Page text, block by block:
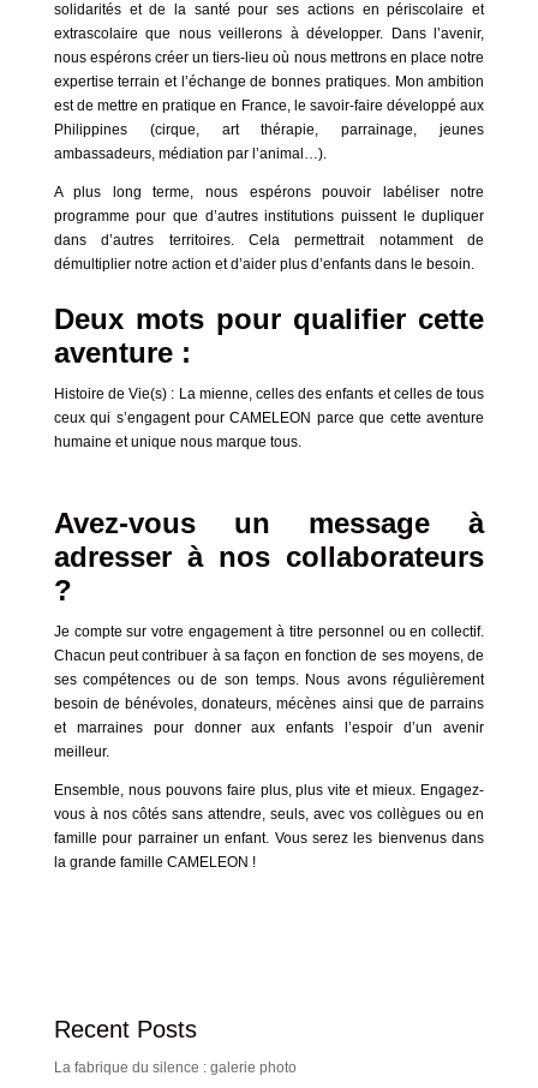
solidarités et de la santé pour ses actions en périscolaire et
extrascolaire que nous veillerons à développer. Dans l’avenir,
nous espérons créer un tiers-lieu où nous mettrons en place notre
expertise terrain et l’échange de bonnes pratiques. Mon ambition
est de mettre en pratique en France, le savoir-faire développé aux
Philippines (cirque, art thérapie, parrainage, jeunes
ambassadeurs, médiation par l’animal…).
A plus long terme, nous espérons pouvoir labéliser notre
programme pour que d’autres institutions puissent le dupliquer
dans d’autres territoires. Cela permettrait notamment de
démultiplier notre action et d’aider plus d’enfants dans le besoin.
Deux mots pour qualifier cette
aventure :
Histoire de Vie(s) : La mienne, celles des enfants et celles de tous
ceux qui s’engagent pour CAMELEON parce que cette aventure
humaine et unique nous marque tous.
Avez-vous un message à
adresser à nos collaborateurs
?
Je compte sur votre engagement à titre personnel ou en collectif.
Chacun peut contribuer à sa façon en fonction de ses moyens, de
ses compétences ou de son temps. Nous avons régulièrement
besoin de bénévoles, donateurs, mécènes ainsi que de parrains
et marraines pour donner aux enfants l’espoir d’un avenir
meilleur.
Ensemble, nous pouvons faire plus, plus vite et mieux. Engagez-
vous à nos côtés sans attendre, seuls, avec vos collègues ou en
famille pour parrainer un enfant. Vous serez les bienvenus dans
la grande famille CAMELEON !
Recent Posts
La fabrique du silence : galerie photo